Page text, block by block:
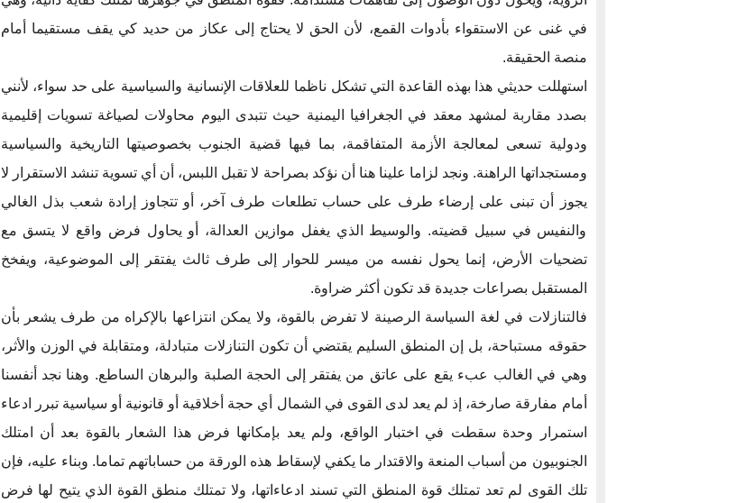
في غنى عن الاستقواء بأدوات القمع، لأن الحق لا يحتاج إلى عكاز من حديد كي يقف مستقيما أمام
منصة الحقيقة.
استهللت حديثي هذا بهذه القاعدة التي تشكل ناظما للعلاقات الإنسانية والسياسية على حد سواء، لأنني
بصدد مقاربة لمشهد معقد في الجغرافيا اليمنية حيث تتبدى اليوم محاولات لصياغة تسويات إقليمية
ودولية تسعى لمعالجة الأزمة المتفاقمة، بما فيها قضية الجنوب بخصوصيتها التاريخية والسياسية
ومستجداتها الراهنة. ونجد لزاما علينا هنا أن نؤكد بصراحة لا تقبل اللبس، أن أي تسوية تنشد الاستقرار لا
يجوز أن تبنى على إرضاء طرف على حساب تطلعات طرف آخر، أو تتجاوز إرادة شعب بذل الغالي
والنفيس في سبيل قضيته. والوسيط الذي يغفل موازين العدالة، أو يحاول فرض واقع لا يتسق مع
تضحيات الأرض، إنما يحول نفسه من ميسر للحوار إلى طرف ثالث يفتقر إلى الموضوعية، ويفخخ
المستقبل بصراعات جديدة قد تكون أكثر ضراوة.
فالتنازلات في لغة السياسة الرصينة لا تفرض بالقوة، ولا يمكن انتزاعها بالإكراه من طرف يشعر بأن
حقوقه مستباحة، بل إن المنطق السليم يقتضي أن تكون التنازلات متبادلة، ومتقابلة في الوزن والأثر،
وهي في الغالب عبء يقع على عاتق من يفتقر إلى الحجة الصلبة والبرهان الساطع. وهنا نجد أنفسنا
أمام مفارقة صارخة، إذ لم يعد لدى القوى في الشمال أي حجة أخلاقية أو قانونية أو سياسية تبرر ادعاء
استمرار وحدة سقطت في اختبار الواقع، ولم يعد بإمكانها فرض هذا الشعار بالقوة بعد أن امتلك
الجنوبيون من أسباب المنعة والاقتدار ما يكفي لإسقاط هذه الورقة من حساباتهم تماما. وبناء عليه، فإن
تلك القوى لم تعد تمتلك قوة المنطق التي تسند ادعاءاتها، ولا تمتلك منطق القوة الذي يتيح لها فرض